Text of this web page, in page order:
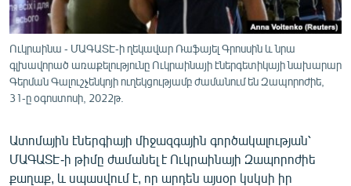
ՄԵԿՆԱԲԱՆՈՒԹՅՈՒՆ
ՏՏ ԵՒ ԻՆՏԵՐՆԵՏ
ԿՈՐՈՆԱՎԻՐՈՒՍ
ԱՐԽԻՎ
ԲԱՆԱՎԵՃ
ՁԳՏԵԼՈՎ ԼԱՎԱԳՈՒՅՆԻՆ
Ուկրաինա - ՄԱԳԱՏԷ-ի ղեկավար Ռաֆայել Գրոսսին և նրա
գլխավորած առաքելությունը Ուկրաինայի էներգետիկայի նախարար
Գերման Գալուշչենկոյի ուղեկցությամբ ժամանում են Զապորոժիե,
31-ը օգոստոսի, 2022թ.
Ատոմային էներգիայի միջազգային գործակալության՝
ՄԱԳԱՏԷ-ի թիմը ժամանել է Ուկրաինայի Զապորոժիե
քաղաք, և սպասվում է, որ արդեն այսօր կսկսի իր